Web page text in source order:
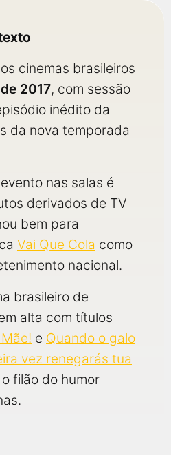
cinemas brasileiros
2017, com sessão
inédito da
da nova temporada
nas salas é
derivados de TV
bem para
Vai Que Cola como
nacional.
brasileiro de
alta com títulos
e Quando o galo
vez renegarás tua
filão do humor